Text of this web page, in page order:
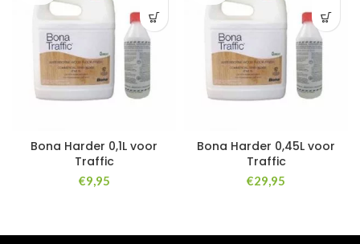
Bona Harder 0,1L voor
Traffic
€9,95
Bona Harder 0,45L voor
Traffic
€29,95